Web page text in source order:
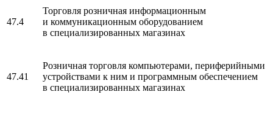
47.4
Торговля розничная информационным
и коммуникационным оборудованием
в специализированных магазинах
47.41
Розничная торговля компьютерами, периферийными
устройствами к ним и программным обеспечением
в специализированных магазинах